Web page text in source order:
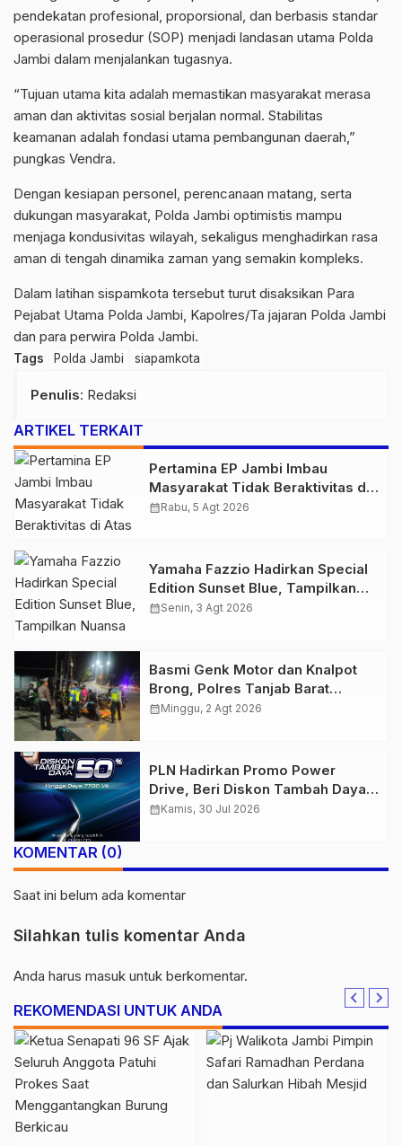
pendekatan profesional, proporsional, dan berbasis standar
operasional prosedur (SOP) menjadi landasan utama Polda
Jambi dalam menjalankan tugasnya.
“Tujuan utama kita adalah memastikan masyarakat merasa
aman dan aktivitas sosial berjalan normal. Stabilitas
keamanan adalah fondasi utama pembangunan daerah,”
pungkas Vendra.
Dengan kesiapan personel, perencanaan matang, serta
dukungan masyarakat, Polda Jambi optimistis mampu
menjaga kondusivitas wilayah, sekaligus menghadirkan rasa
aman di tengah dinamika zaman yang semakin kompleks.
Dalam latihan sispamkota tersebut turut disaksikan Para
Pejabat Utama Polda Jambi, Kapolres/Ta jajaran Polda Jambi
dan para perwira Polda Jambi.
Tags Polda Jambi siapamkota
Penulis: Redaksi
ARTIKEL TERKAIT
Pertamina EP Jambi Imbau
Masyarakat Tidak Beraktivitas di
Atas Jalur Pipa Migas Demi
calendar_monthRabu, 5 Agt 2026
Yamaha Fazzio Hadirkan Special
Edition Sunset Blue, Tampilkan
Nuansa Retro Summer yang
calendar_monthSenin, 3 Agt 2026
Basmi Genk Motor dan Knalpot
Brong, Polres Tanjab Barat
Amankan Belasan Kendaraan
calendar_monthMinggu, 2 Agt 2026
PLN Hadirkan Promo Power
Drive, Beri Diskon Tambah Daya
50% di Ajang GIIAS 2026
calendar_monthKamis, 30 Jul 2026
KOMENTAR (0)
Saat ini belum ada komentar
Silahkan tulis komentar Anda
Anda harus masuk untuk berkomentar.
REKOMENDASI UNTUK ANDA